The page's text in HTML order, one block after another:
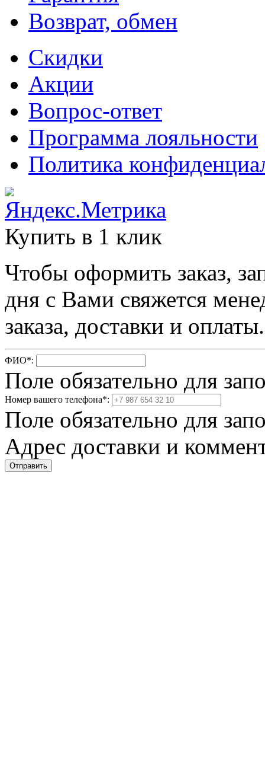
Возврат, обмен
Скидки
Акции
Вопрос-ответ
Программа лояльности
Политика
Купить в 1 клик
Чтобы оформить заказ,
дня с Вами свяжется
заказа, доставки и оплаты.
ФИО*:
Поле обязательно для
Номер вашего телефона*:
Поле обязательно для
Адрес доставки и